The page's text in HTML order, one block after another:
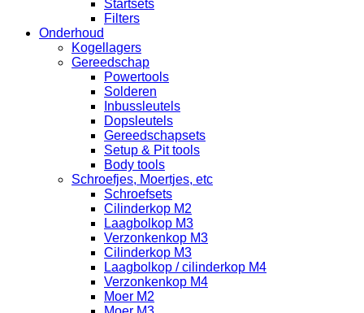
Startsets
Filters
Onderhoud
Kogellagers
Gereedschap
Powertools
Solderen
Inbussleutels
Dopsleutels
Gereedschapsets
Setup & Pit tools
Body tools
Schroefjes, Moertjes, etc
Schroefsets
Cilinderkop M2
Laagbolkop M3
Verzonkenkop M3
Cilinderkop M3
Laagbolkop / cilinderkop M4
Verzonkenkop M4
Moer M2